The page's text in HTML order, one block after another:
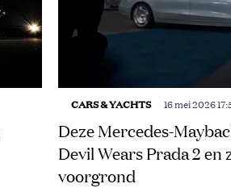
CARS & YACHTS 16 mei 2026
Deze Mercedes-
Devil Wears Prada 2 en
voorgrond